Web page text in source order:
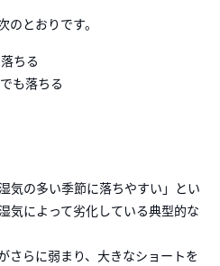
とおりです。
ちる
も落ちる
気の多い季節に落ちやすい」とい
気によって劣化している典型的な
さらに弱まり、大きなショートを